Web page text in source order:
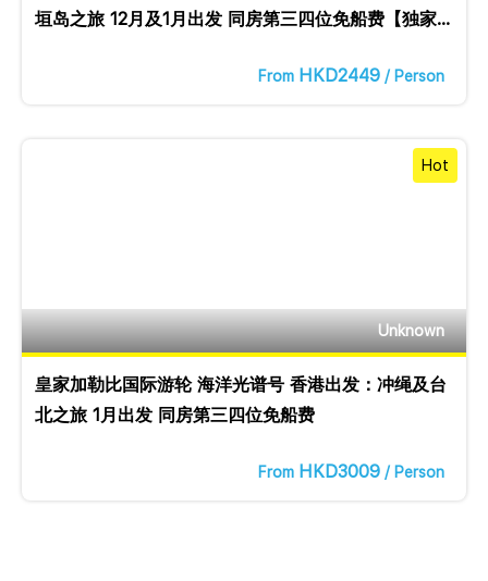
垣岛之旅 12月及1月出发 同房第三四位免船费【独家
From HKD2449 / Person
Unknown
Hot
皇家加勒比国际游轮 海洋光谱号 香港出发：冲绳及台
北之旅 1月出发 同房第三四位免船费
From HKD3009 / Person